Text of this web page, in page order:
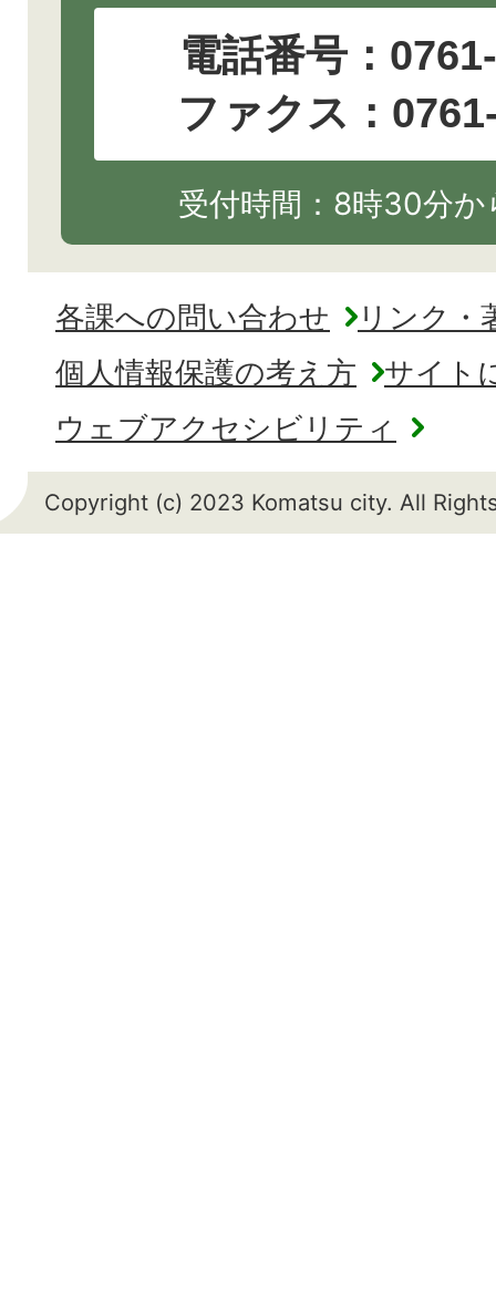
電話番号：
ファクス：
受付時間：8時30分
各課への問い合わせ
リンク・
個人情報保護の考え方
サイト
ウェブアクセシビリティ
Copyright (c) 2023 Komatsu city. All